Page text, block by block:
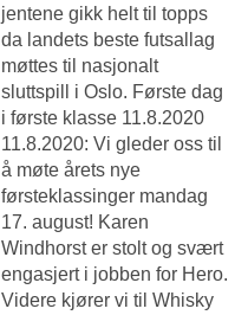
jentene gikk helt til topps
da landets beste futsallag
møttes til nasjonalt
sluttspill i Oslo. Første dag
i første klasse 11.8.2020
11.8.2020: Vi gleder oss til
å møte årets nye
førsteklassinger mandag
17. august! Karen
Windhorst er stolt og svært
engasjert i jobben for Hero.
Videre kjører vi til Whisky